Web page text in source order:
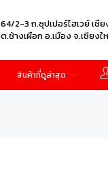
64/2-3 ถ.ซุปเปอร์ไฮเวย์ เชี
ต.ช้างเผือก อ.เมือง จ.เชียงใ
สินค้าที่ดูล่าสุด